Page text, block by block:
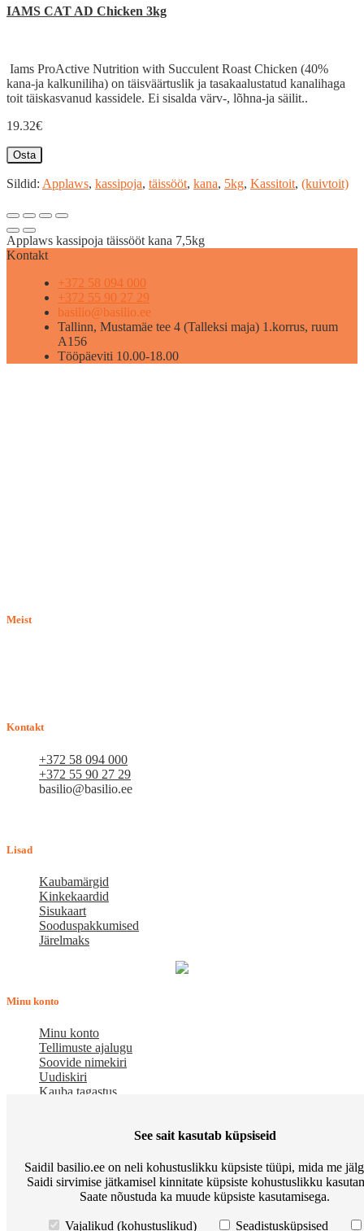
IAMS CAT AD Chicken 3kg
Iams ProActive Nutrition with Succulent Roast Chicken (40%
kana-ja kalkuniliha) on täisväärtuslik ja tasakaalustatud kanalihaga
toit täiskasvanud kassidele. Ei sisalda värv-, lõhna-ja säilit..
19.32€
Osta
Sildid: Applaws, kassipoja, täissööt, kana, 5kg, Kassitoit, (kuivtoit)
Applaws kassipoja täissööt kana 7,5kg
Kontakt
+372 58 094 000
+372 55 90 27 29
basilio@basilio.ee
Tallinn, Mustamäe tee 4 (Talleksi maja) 1.korrus, ruum
A156
Tööpäeviti 10.00-18.00
Meist
Kontakt
+372 58 094 000
+372 55 90 27 29
basilio@basilio.ee
Lisad
Kaubamärgid
Kinkekaardid
Sisukaart
Sooduspakkumised
Järelmaks
Minu konto
Minu konto
Tellimuste ajalugu
Soovide nimekiri
Uudiskiri
Kauba tagastus
pakub kaupu lemmikloomadele. Me hindame igat ostjat ja väga
loodame, et meie uued kliendid muutuvad püsiklientideks. Me
loodame pikaajalisele ja viljakale koostööle.
See sait kasutab küpsiseid
Saidil basilio.ee on neli kohustuslikku küpsiste tüüpi, mida me
Saidi sirvimise jätkamisel kinnitate küpsiste kohustuslikku
Saate nõustuda ka muude küpsiste kasutamisega.
Vajalikud (kohustuslikud) Seadistusküpsised